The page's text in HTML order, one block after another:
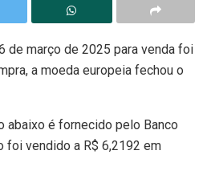
de março de 2025 para venda foi
a moeda europeia fechou o
abaixo é fornecido pelo Banco
foi vendido a R$ 6,2192 em